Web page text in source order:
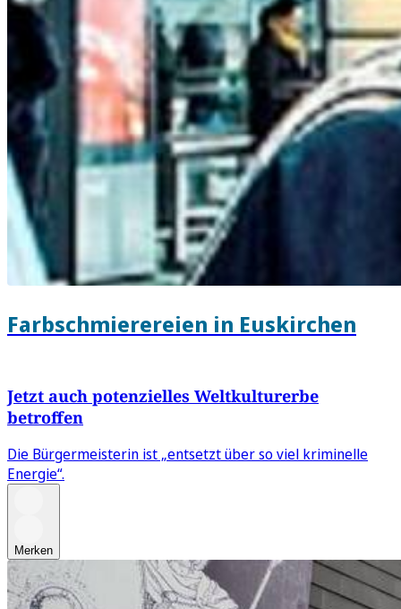
Farbschmierereien in Euskirchen
Jetzt auch potenzielles Weltkulturerbe
betroffen
Die Bürgermeisterin ist „entsetzt über so viel kriminelle
Energie“.
Merken